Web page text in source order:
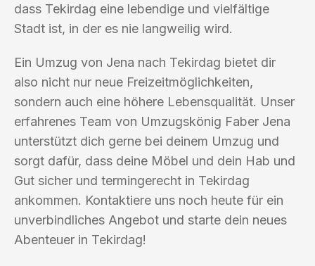
dass Tekirdag eine lebendige und vielfältige
Stadt ist, in der es nie langweilig wird.
Ein Umzug von Jena nach Tekirdag bietet dir
also nicht nur neue Freizeitmöglichkeiten,
sondern auch eine höhere Lebensqualität. Unser
erfahrenes Team von Umzugskönig Faber Jena
unterstützt dich gerne bei deinem Umzug und
sorgt dafür, dass deine Möbel und dein Hab und
Gut sicher und termingerecht in Tekirdag
ankommen. Kontaktiere uns noch heute für ein
unverbindliches Angebot und starte dein neues
Abenteuer in Tekirdag!